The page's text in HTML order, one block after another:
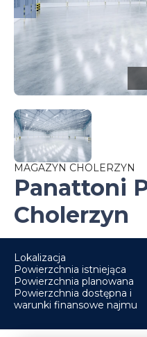
MAGAZYN CHOLERZYN
Panattoni
Cholerzyn
Lokalizacja
Powierzchnia istniejąca
Powierzchnia planowana
Powierzchnia dostępna i
warunki finansowe najmu